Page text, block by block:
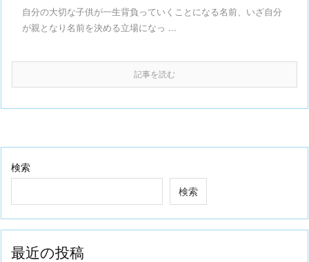
自分の大切な子供が一生背負っていくことになる名前、いざ自分
が親となり名前を決める立場になっ ...
記事を読む
検索
検索
最近の投稿